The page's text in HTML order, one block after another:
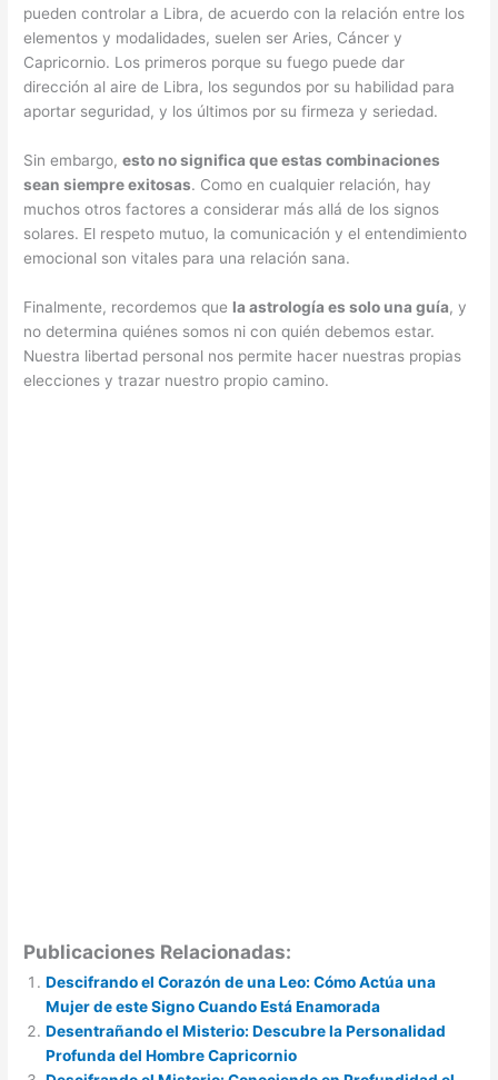
pueden controlar a Libra, de acuerdo con la relación entre los
elementos y modalidades, suelen ser Aries, Cáncer y
Capricornio. Los primeros porque su fuego puede dar
dirección al aire de Libra, los segundos por su habilidad para
aportar seguridad, y los últimos por su firmeza y seriedad.
Sin embargo,esto no significa que estas combinaciones
sean siempre exitosas. Como en cualquier relación, hay
muchos otros factores a considerar más allá de los signos
solares. El respeto mutuo, la comunicación y el entendimiento
emocional son vitales para una relación sana.
Finalmente, recordemos que la astrología es solo una guía, y
no determina quiénes somos ni con quién debemos estar.
Nuestra libertad personal nos permite hacer nuestras propias
elecciones y trazar nuestro propio camino.
Publicaciones Relacionadas:
Descifrando el Corazón de una Leo: Cómo Actúa una
Mujer de este Signo Cuando Está Enamorada
Desentrañando el Misterio: Descubre la Personalidad
Profunda del Hombre Capricornio